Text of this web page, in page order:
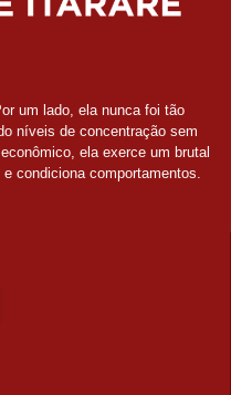
um lado, ela nunca foi tão
níveis de concentração sem
ela exerce um brutal
condiciona comportamentos.